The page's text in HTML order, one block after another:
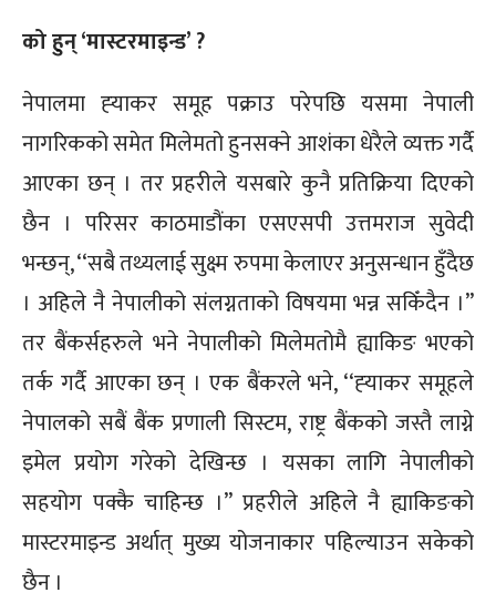
को हुन् ‘मास्टरमाइन्ड’ ?
नेपालमा ह्‍याकर समूह पक्राउ परेपछि यसमा नेपाली
नागरिकको समेत मिलेमतो हुनसक्ने आशंका धेरैले व्यक्त गर्दै
आएका छन् । तर प्रहरीले यसबारे कुनै प्रतिक्रिया दिएको
छैन । परिसर काठमाडौंका एसएसपी उत्तमराज सुवेदी
भन्छन्, ‘‘सबै तथ्यलाई सुक्ष्म रुपमा केलाएर अनुसन्धान हुँदैछ
। अहिले नै नेपालीको संलग्नताको विषयमा भन्न सकिँदैन ।’’
तर बैंकर्सहरुले भने नेपालीको मिलेमतोमै ह्याकिङ भएको
तर्क गर्दै आएका छन् । एक बैंकरले भने, ‘‘ह्‍याकर समूहले
नेपालको सबैं बैंक प्रणाली सिस्टम, राष्ट्र बैंकको जस्तै लाग्ने
इमेल प्रयोग गरेको देखिन्छ । यसका लागि नेपालीको
सहयोग पक्कै चाहिन्छ ।’’ प्रहरीले अहिले नै ह्याकिङको
मास्टरमाइन्ड अर्थात् मुख्य योजनाकार पहिल्याउन सकेको
छैन ।